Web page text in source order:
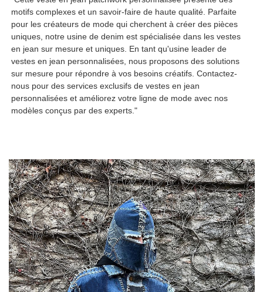
motifs complexes et un savoir-faire de haute qualité. Parfaite
pour les créateurs de mode qui cherchent à créer des pièces
uniques, notre usine de denim est spécialisée dans les vestes
en jean sur mesure et uniques. En tant qu'usine leader de
vestes en jean personnalisées, nous proposons des solutions
sur mesure pour répondre à vos besoins créatifs. Contactez-
nous pour des services exclusifs de vestes en jean
personnalisées et améliorez votre ligne de mode avec nos
modèles conçus par des experts."